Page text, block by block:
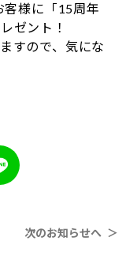
様に「15周年
ゼント！
すので、気にな
次のお知らせへ ＞